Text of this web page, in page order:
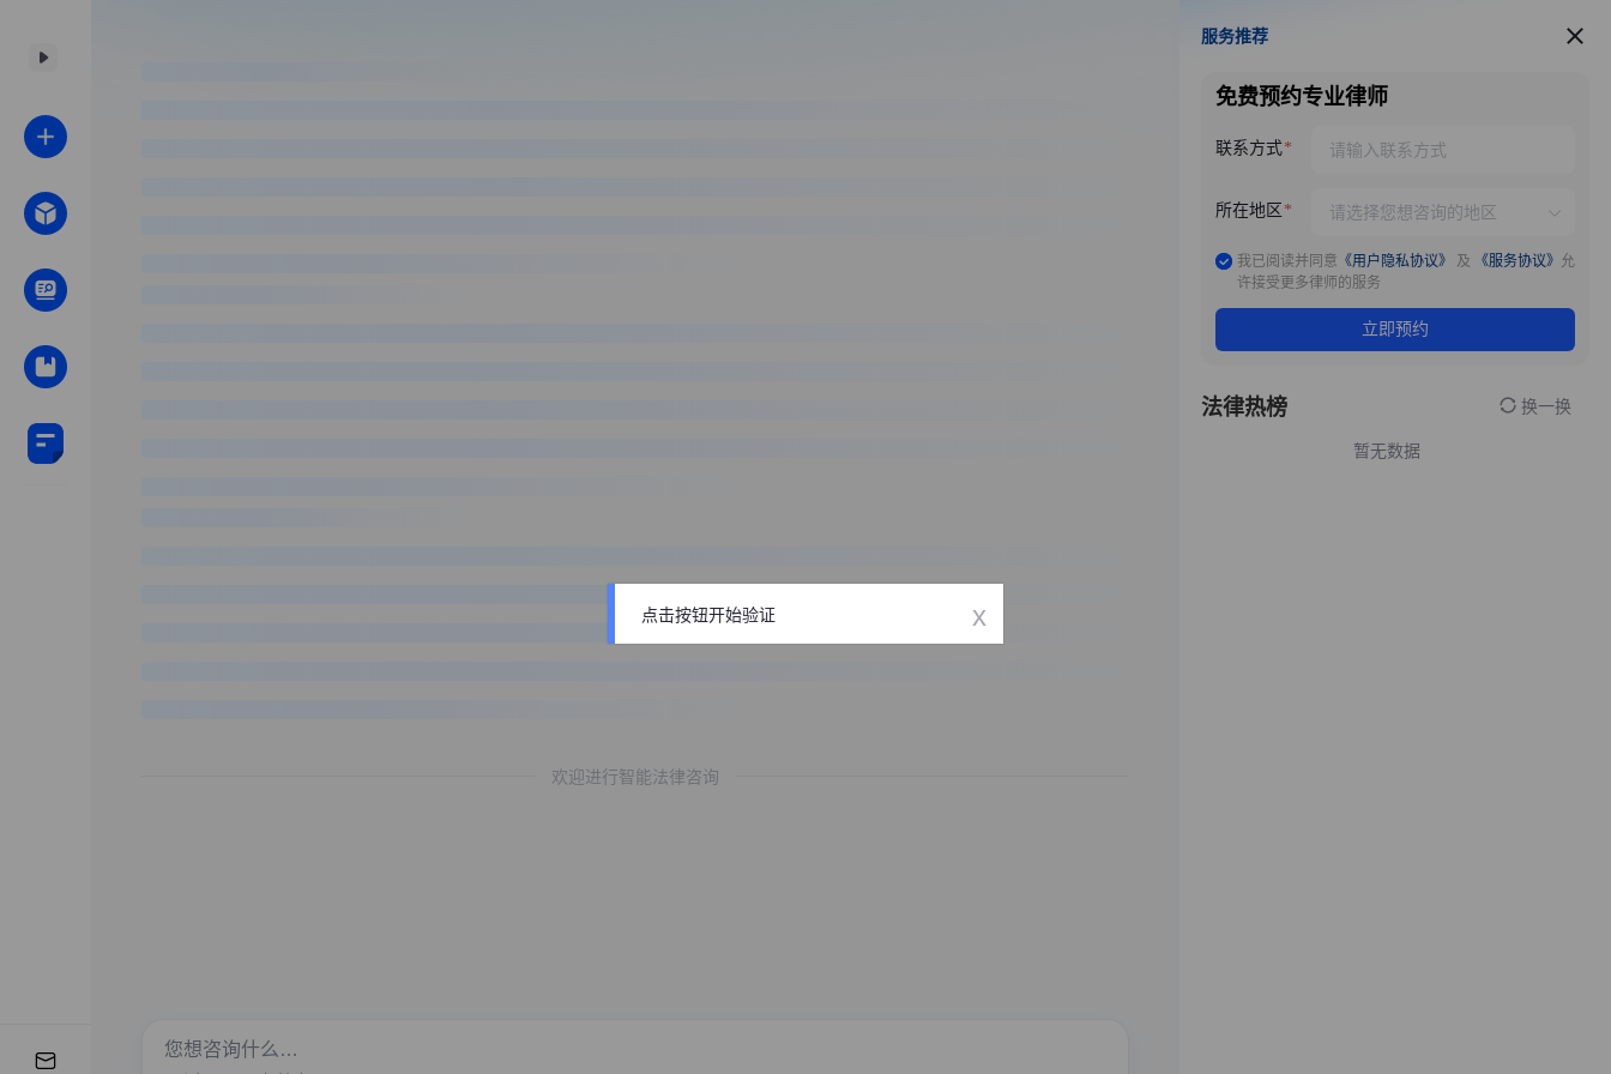
欢迎进行智能法律咨询
服务推荐
服务推荐
免费预约专业律师
联系方式
所在地区
我已阅读并同意 《用户隐私协议》 及 《服务协议》 允
许接受更多律师的服务
立即预约
法律热榜 换一换
暂无数据
点击按钮开始验证 x